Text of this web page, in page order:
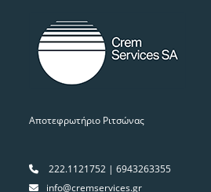
Αποτεφρωτήριο Ριτσώνας
222.1121752 | 6943263355
info@cremservices.gr